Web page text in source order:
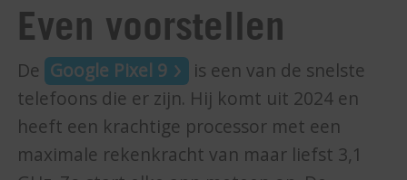
Even voorstellen
De Google Pixel 9
is een van de snelste
telefoons die er zijn. Hij komt uit 2024 en
heeft een krachtige processor met een
maximale rekenkracht van maar liefst 3,1